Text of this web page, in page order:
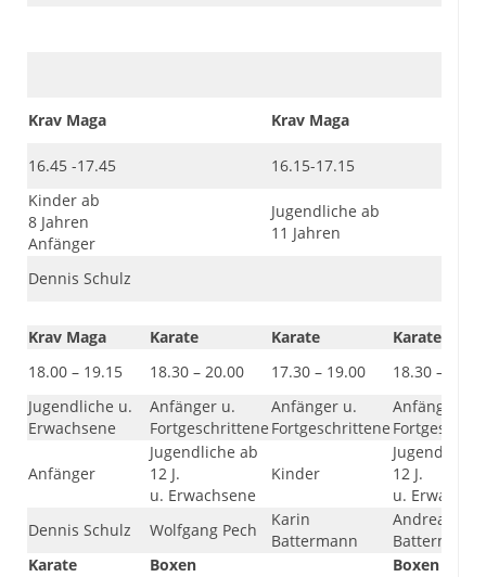
Krav Maga Krav Maga
16.45 -17.45
16.15-17.15
Kinder ab
8 Jahren
Anfänger
Jugendliche ab
11 Jahren
Dennis Schulz
Krav Maga Karate Karate
Karate
18.00 – 19.15
18.30 – 20.00 17.30 – 19.00
18.30 – 20.00
Jugendliche u.
Erwachsene
Anfänger u.
Fortgeschrittene
Anfänger u.
Fortgeschrittene
Anfänger u.
Anfänger
Jugendliche ab
12 J.
u. Erwachsene
Kinder
Jugendliche
12 J.
u.
Dennis Schulz
Wolfgang Pech
Karin
Battermann
Andreas
Battermann
Karate
Boxen
Boxen